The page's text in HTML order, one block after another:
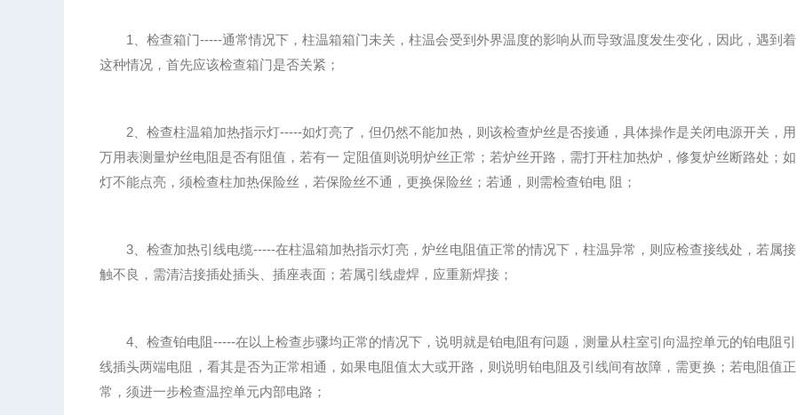
1、检查箱门-----通常情况下，柱温箱箱门未关，柱温会受到外界温度的影响从而导致温度发生变化，因此，遇到着
这种情况，首先应该检查箱门是否关紧；
2、检查柱温箱加热指示灯-----如灯亮了，但仍然不能加热，则该检查炉丝是否接通，具体操作是关闭电源开关，用
万用表测量炉丝电阻是否有阻值，若有一 定阻值则说明炉丝正常；若炉丝开路，需打开柱加热炉，修复炉丝断路处；如
灯不能点亮，须检查柱加热保险丝，若保险丝不通，更换保险丝；若通，则需检查铂电 阻；
3、检查加热引线电缆-----在柱温箱加热指示灯亮，炉丝电阻值正常的情况下，柱温异常，则应检查接线处，若属接
触不良，需清洁接插处插头、插座表面；若属引线虚焊，应重新焊接；
4、检查铂电阻-----在以上检查步骤均正常的情况下，说明就是铂电阻有问题，测量从柱室引向温控单元的铂电阻引
线插头两端电阻，看其是否为正常相通，如果电阻值太大或开路，则说明铂电阻及引线间有故障，需更换；若电阻值正
常，须进一步检查温控单元内部电路；